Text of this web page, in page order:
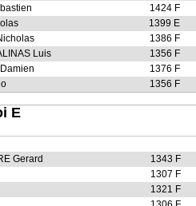
1424 F
1399 E
1386 F
Luis 1356 F
1376 F
1356 F
E
Gerard 1343 F
1307 F
1321 F